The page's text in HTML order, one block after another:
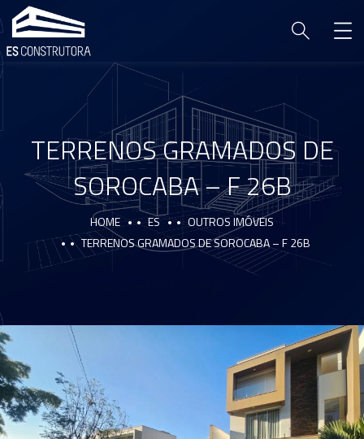
TERRENOS GRAMADOS DE
SOROCABA – F 26B
HOME ES
OUTROS IMÓVEIS
TERRENOS GRAMADOS DE SOROCABA – F 26B